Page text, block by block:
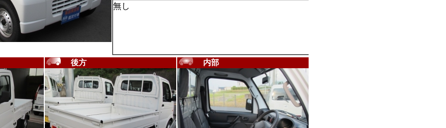
無し
後方 内部